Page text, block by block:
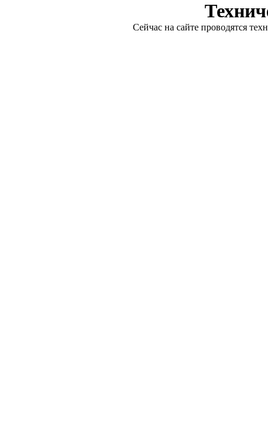
Сейчас на сайте проводятся